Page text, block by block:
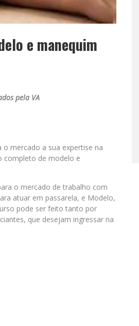
e manequim
pela VA
o mercado a sua expertise na
completo de modelo e
o mercado de trabalho com
atuar em passarela, e Modelo,
pode ser feito tanto por
que desejam ingressar na